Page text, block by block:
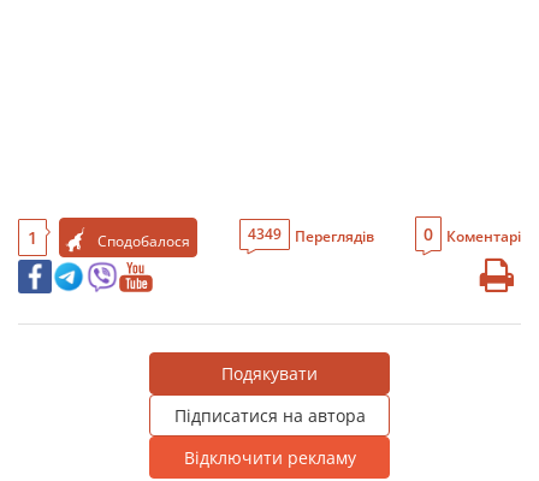
1 Сподобалося 4349 Переглядів 0 Коментарі
Подякувати
Підписатися на автора
Відключити рекламу